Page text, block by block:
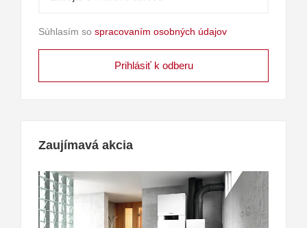
Súhlasím so spracovaním osobných údajov
Zaujímavá akcia